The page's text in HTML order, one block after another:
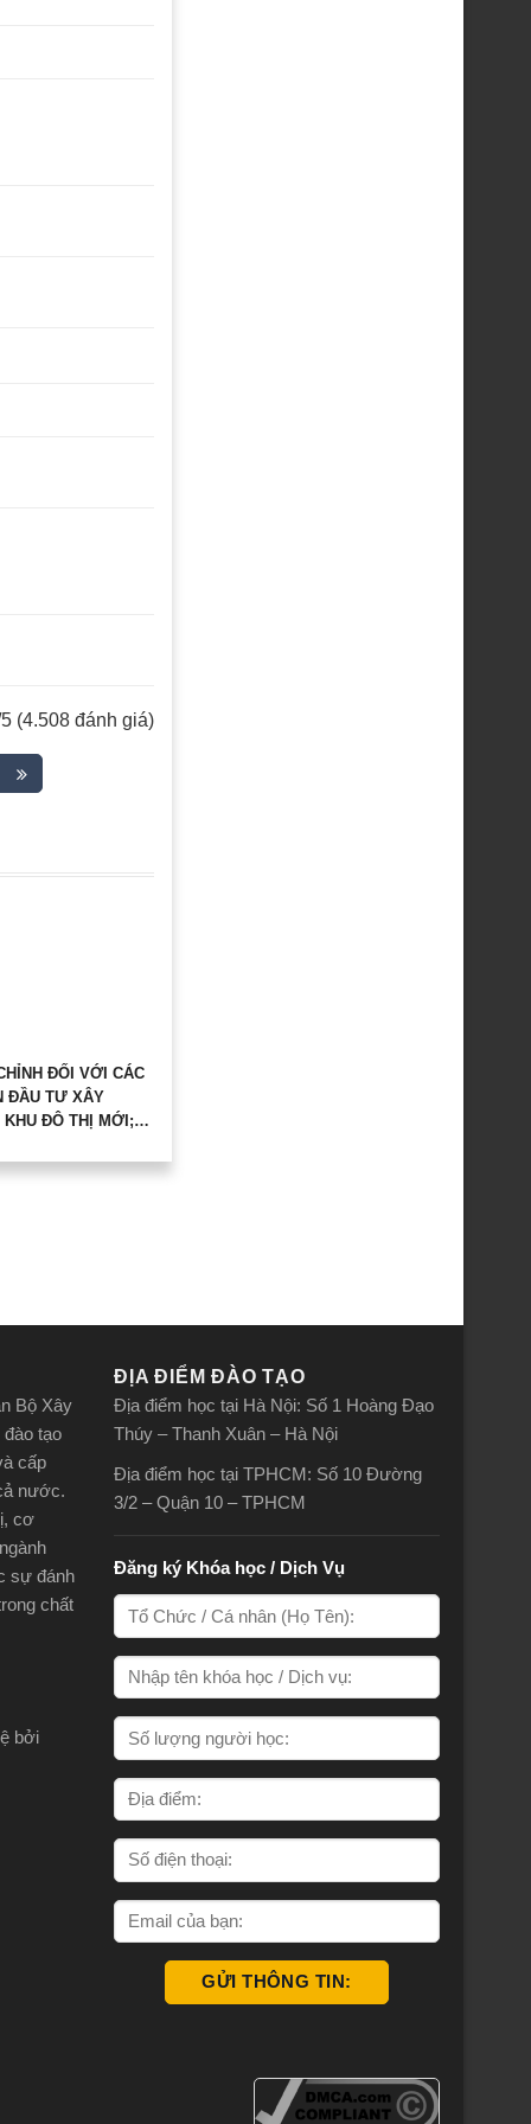
(4.508 đánh giá)
ĐỐI VỚI CÁC
ĐẦU TƯ XÂY
KHU ĐÔ THỊ MỚI;
Bộ Xây
tạo
cấp
nước.
cơ
sự đánh
chất
bởi
ĐỊA ĐIỂM ĐÀO TẠO
Địa điểm học tại Hà Nội: Số 1 Hoàng Đạo
Thúy – Thanh Xuân – Hà Nội
Địa điểm học tại TPHCM: Số 10 Đường
3/2 – Quận 10 – TPHCM
Đăng ký Khóa học / Dịch Vụ